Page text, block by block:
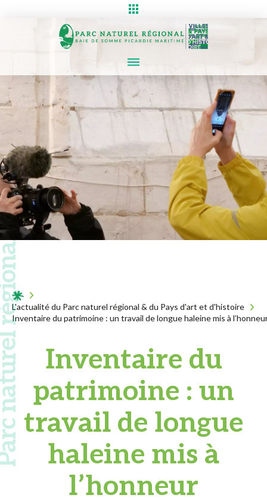
régional
Acceuil
L'actualité du Parc naturel régional & du Pays d'art et d'histoire
Inventaire du patrimoine : un travail de longue haleine mis à
Inventaire du
patrimoine : un
travail de longue
haleine mis à
l’honneur